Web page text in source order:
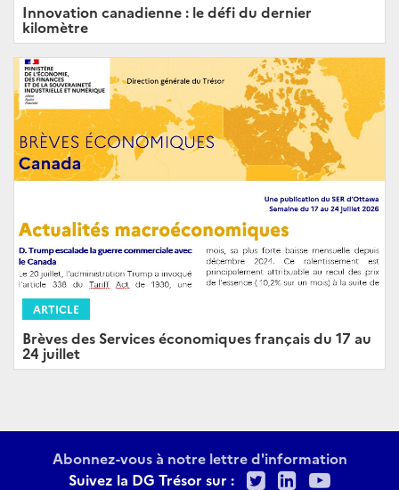
Innovation canadienne : le défi du dernier
kilomètre
ARTICLE
Brèves des Services économiques français du 17 au
24 juillet
Abonnez-vous à notre lettre d'information
Suivez la DG Trésor sur :
TwitterLinkedIn